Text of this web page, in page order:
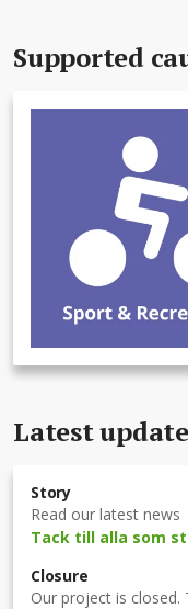
Supported
Latest
Story
Read our latest news
Tack till alla som
Closure
Our project is closed.